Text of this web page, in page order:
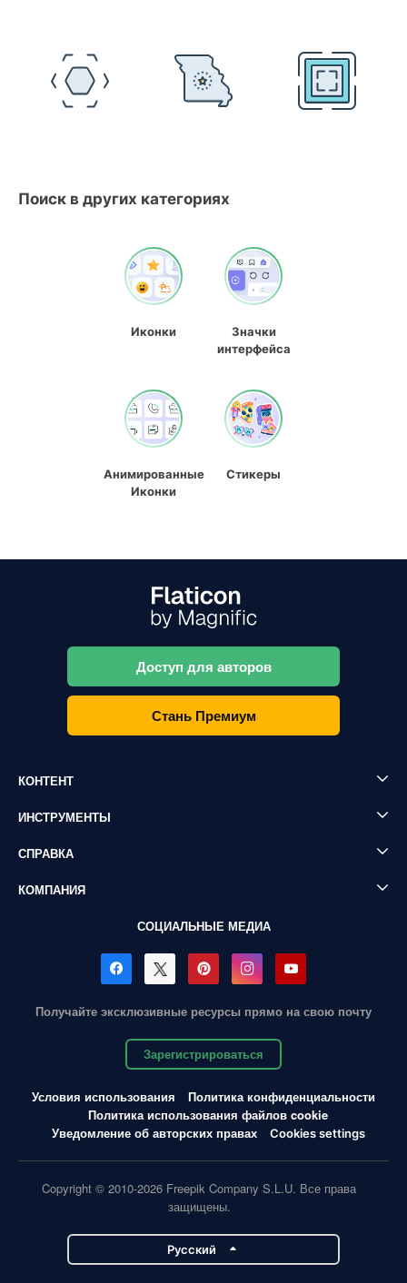
Поиск в других категориях
Иконки
Значки
интерфейса
Анимированные
Иконки
Стикеры
Доступ для авторов
Стань Премиум
КОНТЕНТ
ИНСТРУМЕНТЫ
СПРАВКА
КОМПАНИЯ
СОЦИАЛЬНЫЕ МЕДИА
Получайте эксклюзивные ресурсы прямо на свою почту
Зарегистрироваться
Условия использования
Политика конфиденциальности
Политика использования файлов cookie
Уведомление об авторских правах
Cookies settings
Copyright © 2010-2026 Freepik Company S.L.U. Все права
защищены.
Pусский